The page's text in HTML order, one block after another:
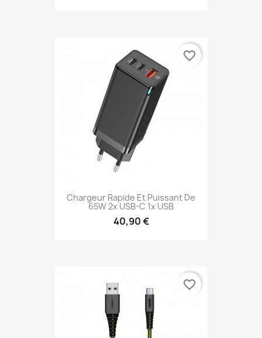
Chargeur Rapide Et Puissant De
65W 2x USB-C 1x USB
40,90 €
favorite_border
favorite_border